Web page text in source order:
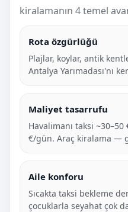
kiralamanın 4 temel
Rota özgürlüğü
Plajlar, koylar, antik
Antalya Yarımadası'nı
Maliyet tasarrufu
Havalimanı taksi
€/gün. Araç kiralama —
Aile konforu
Sıcakta taksi bekleme
çocuklarla seyahat çok